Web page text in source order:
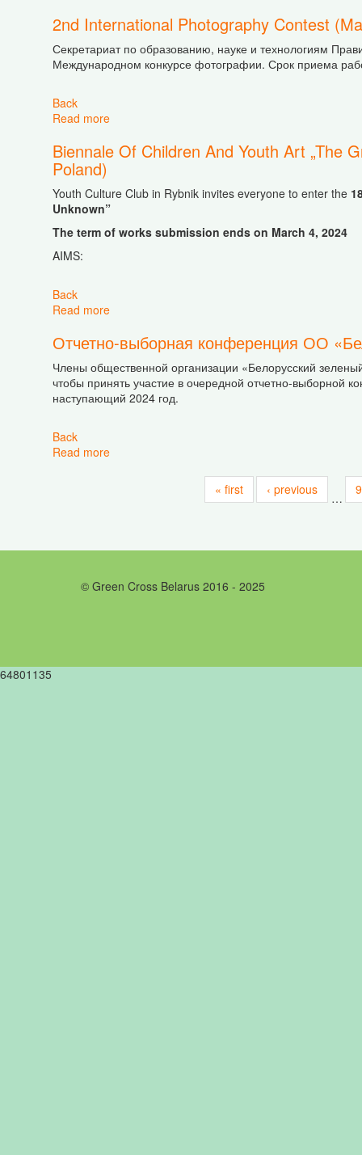
2nd International Photography Contest
Секретариат по образованию, науке и технологиям
Международном конкурсе фотографии. Срок приема
Back
Read more
Biennale Of Children And Youth Art „The
Poland)
Youth Culture Club in Rybnik invites everyone to enter the
Unknown”
The term of works submission ends on March 4, 2024
AIMS:
Back
Read more
Отчетно-выборная конференция ОО
Члены общественной организации «Белорусский
чтобы принять участие в очередной отчетно-выборной
наступающий 2024 год.
Back
Read more
« first ‹ previous
…
9
© Green Cross Belarus 2016 - 2025
64801135